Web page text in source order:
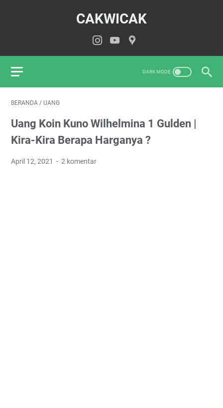
CAKWICAK
BERANDA / UANG
Uang Koin Kuno Wilhelmina 1 Gulden |
Kira-Kira Berapa Harganya ?
April 12, 2021 2 komentar